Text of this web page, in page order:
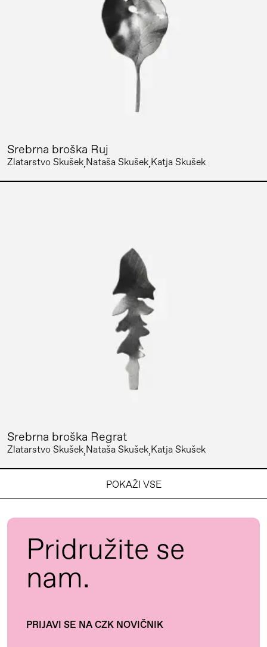
Srebrna broška Ruj
Zlatarstvo Skušek Nataša Skušek Katja Skušek
Srebrna broška Regrat
Zlatarstvo Skušek Nataša Skušek Katja Skušek
POKAŽI VSE
Pridružite se
nam.
PRIJAVI SE NA CZK NOVIČNIK